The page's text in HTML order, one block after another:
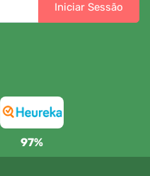
Iniciar Sessão
97%